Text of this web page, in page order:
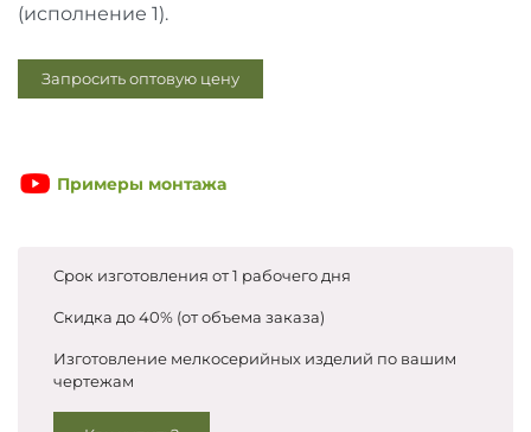
(исполнение 1).
Запросить оптовую цену
Примеры монтажа
Срок изготовления от 1 рабочего дня
Скидка до 40% (от объема заказа)
Изготовление мелкосерийных изделий по вашим
чертежам